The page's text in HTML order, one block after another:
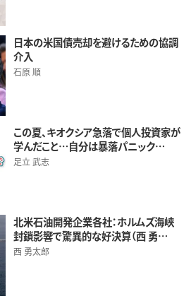
日本の米国債売却を避けるための協調
介入
石原 順
この夏、キオクシア急落で個人投資家が
学んだこと…自分は暴落パニック…
足立 武志
北米石油開発企業各社：ホルムズ海峡
封鎖影響で驚異的な好決算（西 勇…
西 勇太郎